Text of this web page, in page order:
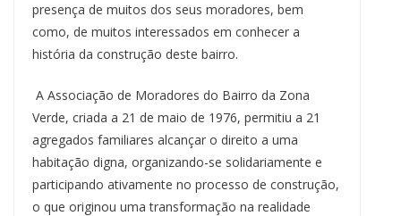
presença de muitos dos seus moradores, bem
como, de muitos interessados em conhecer a
história da construção deste bairro.
A Associação de Moradores do Bairro da Zona
Verde, criada a 21 de maio de 1976, permitiu a 21
agregados familiares alcançar o direito a uma
habitação digna, organizando-se solidariamente e
participando ativamente no processo de construção,
o que originou uma transformação na realidade